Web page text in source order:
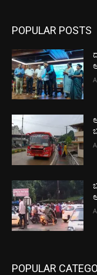
POPULAR POSTS
POPULAR